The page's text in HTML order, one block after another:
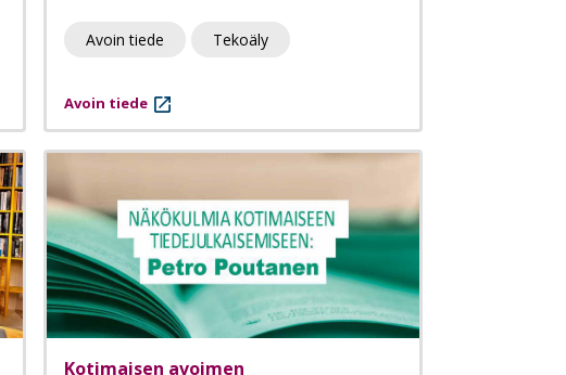
Avoin tiede Tekoäly
Avoin tiede
Kotimaisen avoimen